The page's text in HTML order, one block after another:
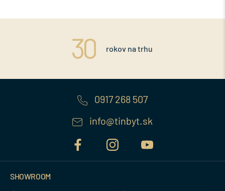
rokov na trhu
0917 268 507
info@tinbyt.sk
SHOWROOM